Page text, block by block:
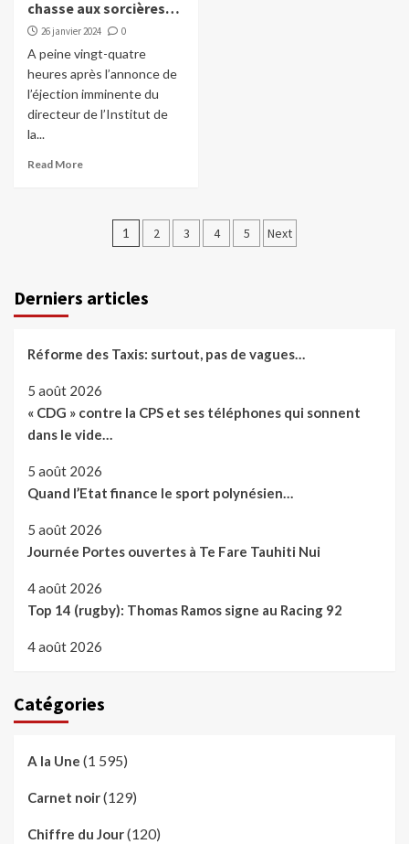
chasse aux sorcières…
26 janvier 2024 0
A peine vingt-quatre
heures après l’annonce de
l’éjection imminente du
directeur de l’Institut de
la...
Read More
Pagination
publications
1 2 3 4 5 Next
Derniers articles
Réforme des Taxis: surtout, pas de vagues…
5 août 2026
« CDG » contre la CPS et ses téléphones qui sonnent
dans le vide…
5 août 2026
Quand l’Etat finance le sport polynésien…
5 août 2026
Journée Portes ouvertes à Te Fare Tauhiti Nui
4 août 2026
Top 14 (rugby): Thomas Ramos signe au Racing 92
4 août 2026
Catégories
A la Une (1 595)
Carnet noir(129)
Chiffre du Jour(120)